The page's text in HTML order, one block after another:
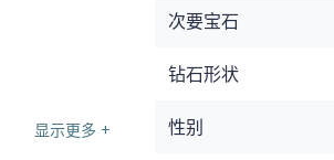
显示更多 +
次要宝石
钻石形状
性别